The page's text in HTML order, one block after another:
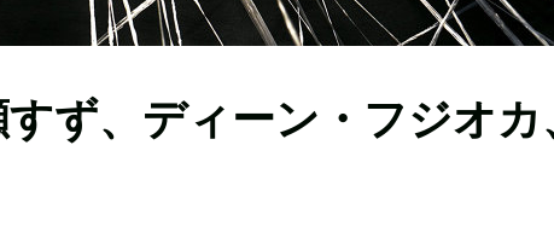
ず、ディーン・フジオカ